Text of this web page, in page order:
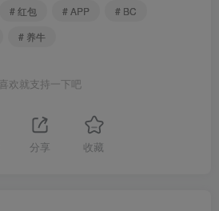
# 红包 # APP
# BC
# 养牛
喜欢就支持一下吧
分享 收藏